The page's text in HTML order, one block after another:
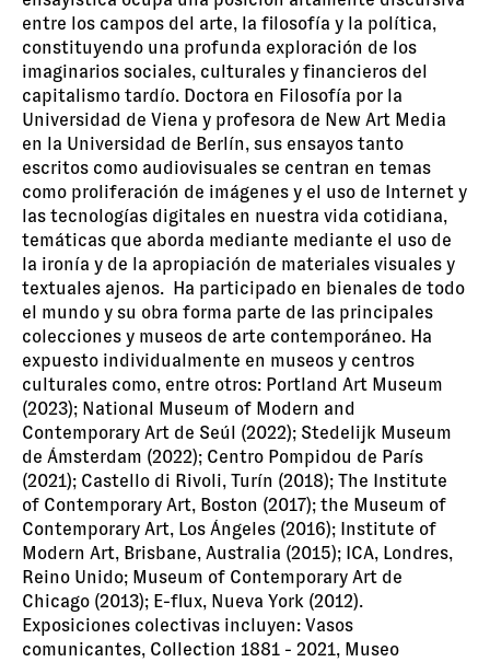
entre los campos del arte, la filosofía y la política,
constituyendo una profunda exploración de los
imaginarios sociales, culturales y financieros del
capitalismo tardío. Doctora en Filosofía por la
Universidad de Viena y profesora de New Art Media
en la Universidad de Berlín, sus ensayos tanto
escritos como audiovisuales se centran en temas
como proliferación de imágenes y el uso de Internet y
las tecnologías digitales en nuestra vida cotidiana,
temáticas que aborda mediante mediante el uso de
la ironía y de la apropiación de materiales visuales y
textuales ajenos. Ha participado en bienales de todo
el mundo y su obra forma parte de las principales
colecciones y museos de arte contemporáneo. Ha
expuesto individualmente en museos y centros
culturales como, entre otros: Portland Art Museum
(2023); National Museum of Modern and
Contemporary Art de Seúl (2022); Stedelijk Museum
de Ámsterdam (2022); Centro Pompidou de París
(2021); Castello di Rivoli, Turín (2018); The Institute
of Contemporary Art, Boston (2017); the Museum of
Contemporary Art, Los Ángeles (2016); Institute of
Modern Art, Brisbane, Australia (2015); ICA, Londres,
Reino Unido; Museum of Contemporary Art de
Chicago (2013); E-flux, Nueva York (2012).
Exposiciones colectivas incluyen: Vasos
comunicantes, Collection 1881 - 2021, Museo